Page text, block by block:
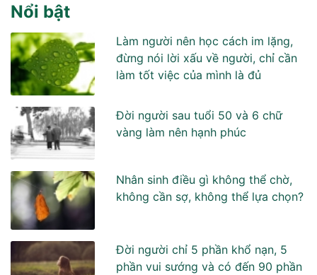
Nổi bật
Làm người nên học cách im lặng,
đừng nói lời xấu về người, chỉ cần
làm tốt việc của mình là đủ
Đời người sau tuổi 50 và 6 chữ
vàng làm nên hạnh phúc
Nhân sinh điều gì không thể chờ,
không cần sợ, không thể lựa chọn?
Đời người chỉ 5 phần khổ nạn, 5
phần vui sướng và có đến 90 phần